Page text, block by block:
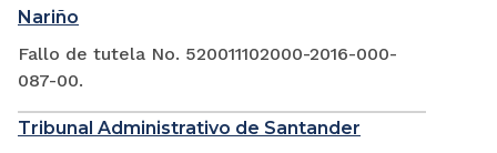
Nariño
Fallo de tutela No. 520011102000-2016-000-
087-00.
Tribunal Administrativo de Santander